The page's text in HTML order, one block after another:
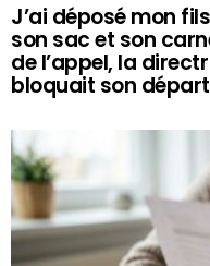
J’ai déposé mon
son sac et son
de l’appel, la
bloquait son départ